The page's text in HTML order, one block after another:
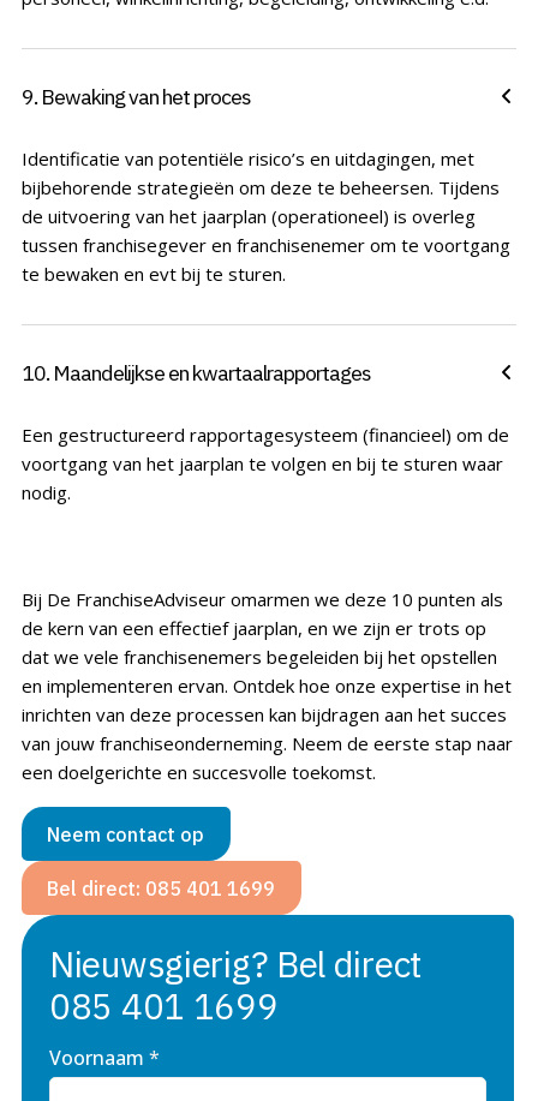
9. Bewaking van het proces
Identificatie van potentiële risico’s en uitdagingen, met
bijbehorende strategieën om deze te beheersen. Tijdens
de uitvoering van het jaarplan (operationeel) is overleg
tussen franchisegever en franchisenemer om te voortgang
te bewaken en evt bij te sturen.
10. Maandelijkse en kwartaalrapportages
Een gestructureerd rapportagesysteem (financieel) om de
voortgang van het jaarplan te volgen en bij te sturen waar
nodig.
Bij De FranchiseAdviseur omarmen we deze 10 punten als
de kern van een effectief jaarplan, en we zijn er trots op
dat we vele franchisenemers begeleiden bij het opstellen
en implementeren ervan. Ontdek hoe onze expertise in het
inrichten van deze processen kan bijdragen aan het succes
van jouw franchiseonderneming. Neem de eerste stap naar
een doelgerichte en succesvolle toekomst.
Neem contact op
Bel direct: 085 401 1699
Nieuwsgierig? Bel direct
085 401 1699
Voornaam *